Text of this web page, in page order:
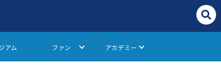
アム ファン アカデミー